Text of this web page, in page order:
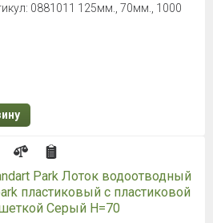
0881011 125мм., 70мм., 1000
Park Лоток водоотводный
пластиковый с пластиковой
Серый H=70